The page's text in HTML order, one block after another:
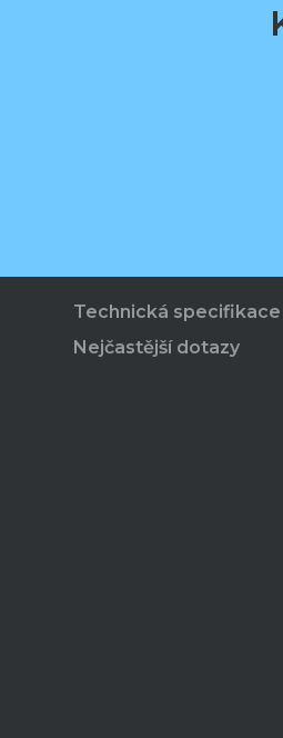
Technická specifikace
Nejčastější dotazy